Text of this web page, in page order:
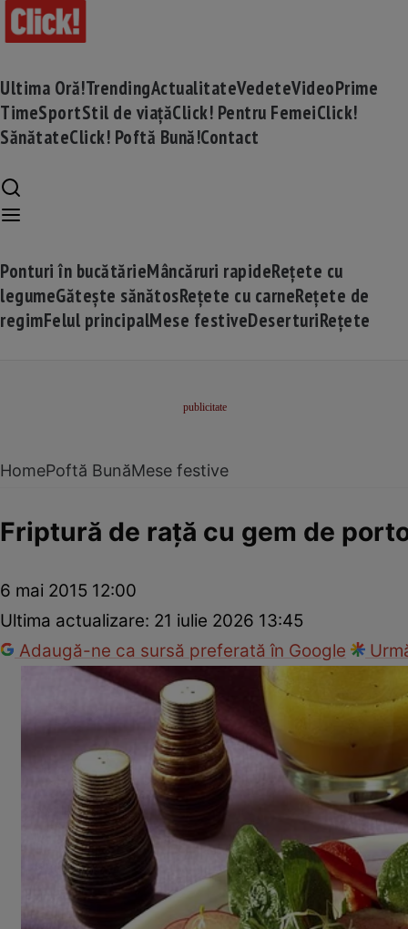
Ultima Oră!TrendingActualitateVedeteVideoPrime
TimeSportStil de viațăClick! Pentru FemeiClick!
SănătateClick! Poftă Bună!Contact
Ponturi în bucătărieMâncăruri rapideRețete cu
legumeGătește sănătosRețete cu carneRețete de
regimFelul principalMese festiveDeserturiRețete
HomePoftă BunăMese festive
Friptură de raţă cu gem de
6 mai 2015 12:00
Ultima actualizare: 21 iulie 2026 13:45
Adaugă-ne ca sursă preferată în Google